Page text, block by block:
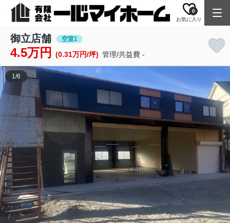
お気に入り
0
御立店舗 空室1
4.5万円 (0.31万円/坪) 管理/共益費 -
1/6